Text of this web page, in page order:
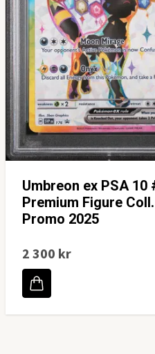
Umbreon ex PSA 10
Premium Figure Coll.
Promo 2025
2 300 kr